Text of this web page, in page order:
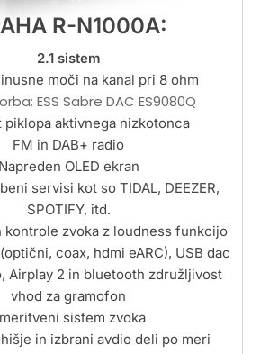
R-N1000A:
2.1 sistem
moči na kanal pri 8 ohm
ESS Sabre DAC ES9080Q
piklopa aktivnega nizkotonca
FM in DAB+ radio
Napreden OLED ekran
servisi kot so TIDAL, DEEZER,
SPOTIFY, itd.
kontrole zvoka z loudness funkcijo
coax, hdmi eARC), USB dac
Airplay 2 in bluetooth združljivost
vhod za gramofon
sistem zvoka
in izbrani avdio deli po meri